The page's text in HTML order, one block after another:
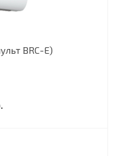
BRC-E)